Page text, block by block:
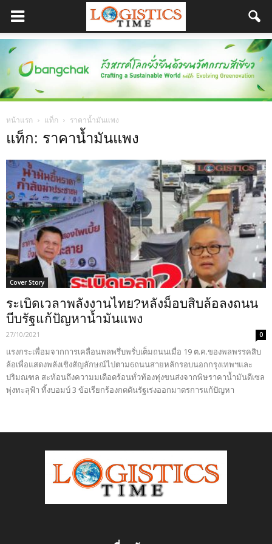
หน้าแรก แท็ก ราคาน้ำมันแพง
แท็ก: ราคาน้ำมันแพง
Cover Story
ระเบิดเวลาพลังงานไทย?หลังม็อบสิบล้อลงถนน
บีบรัฐแก้ปัญหาน้ำมันแพง
27/10/2021 0
แรงกระเพื่อมจากการเคลื่อนพลพรึ่บพรั่บเต็มถนนเมื่อ 19 ต.ค.ของพลพรรคสิบ
ล้อเพื่อแสดงพลังเชิงสัญลักษณ์ไปตาม6ถนนสายหลักรอบนอกกรุงเทพฯและ
ปริมณฑล สะท้อนถึงความมเดือดร้อนทั่วท้องทุ่งขนส่งจากพิษราคาน้ำมันดีเซล
พุ่งทะลุฟ้า ทิ้งบอมบ์ 3 ข้อเรียกร้องกดดันรัฐเร่งออกมาตรการแก้ปัญหา